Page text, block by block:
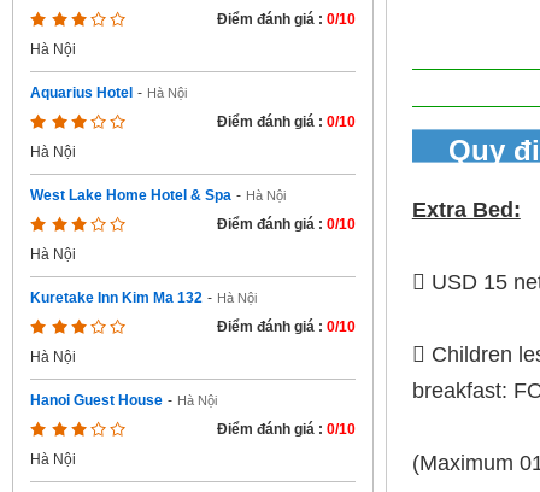
Điểm đánh giá : 0/10
Hà Nội
Aquarius Hotel - Hà Nội
Điểm đánh giá : 0/10
Hà Nội
West Lake Home Hotel & Spa - Hà Nội
Điểm đánh giá : 0/10
Hà Nội
Kuretake Inn Kim Ma 132 - Hà Nội
Điểm đánh giá : 0/10
Hà Nội
Hanoi Guest House - Hà Nội
Điểm đánh giá : 0/10
Hà Nội
Quy
Extra Bed:
 USD 15
 Children
breakfast:
(Maximum